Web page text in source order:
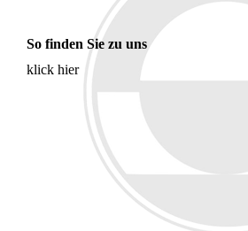
So finden Sie zu uns
klick hier